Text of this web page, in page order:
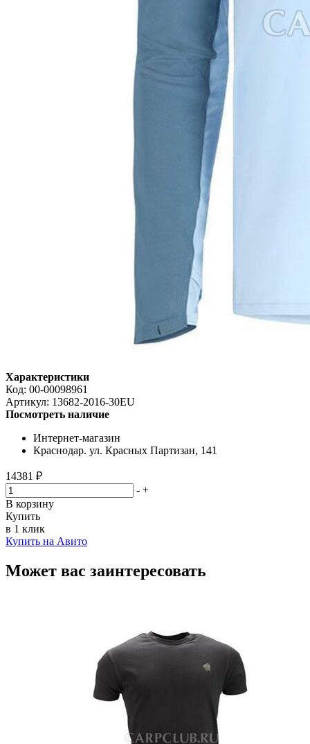
Характеристики
Код: 00-00098961
Артикул: 13682-2016-30EU
Посмотреть наличие
Интернет-магазин
Краснодар. ул. Красных Партизан, 141
14381 ₽
- +
В корзину
Купить
в 1 клик
Купить на Авито
Может вас заинтересовать